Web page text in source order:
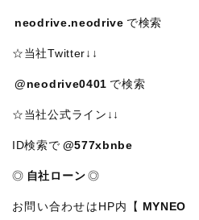
neodrive.neodrive で検索
☆当社Twitter↓↓
@neodrive0401 で検索
☆当社公式ライン↓↓
ID検索で @577xbnbe
◎ 自社ローン ◎
お問い合わせはHP内【 MYNEO